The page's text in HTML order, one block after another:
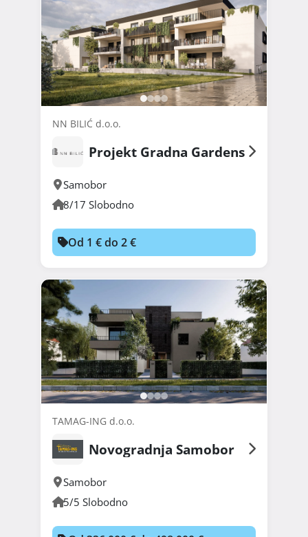
NN BILIĆ d.o.o.
Projekt Gradna Gardens
Samobor
8/17 Slobodno
Od 1 € do 2 €
TAMAG-ING d.o.o.
Novogradnja Samobor
Samobor
5/5 Slobodno